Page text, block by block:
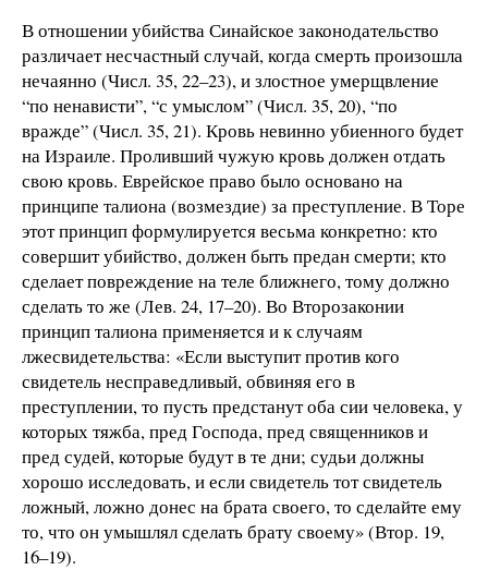
В отношении убийства Синайское законодательство
различает несчастный случай, когда смерть произошла
нечаянно (Числ. 35, 22–23), и злостное умерщвление
“по ненависти”, “с умыслом” (Числ. 35, 20), “по
вражде” (Числ. 35, 21). Кровь невинно убиенного будет
на Израиле. Проливший чужую кровь должен отдать
свою кровь. Еврейское право было основано на
принципе талиона (возмездие) за преступление. В Торе
этот принцип формулируется весьма конкретно: кто
совершит убийство, должен быть предан смерти; кто
сделает повреждение на теле ближнего, тому должно
сделать то же (Лев. 24, 17–20). Во Второзаконии
принцип талиона применяется и к случаям
лжесвидетельства: «Если выступит против кого
свидетель несправедливый, обвиняя его в
преступлении, то пусть предстанут оба сии человека, у
которых тяжба, пред Господа, пред священников и
пред судей, которые будут в те дни; судьи должны
хорошо исследовать, и если свидетель тот свидетель
ложный, ложно донес на брата своего, то сделайте ему
то, что он умышлял сделать брату своему» (Втор. 19,
16–19).